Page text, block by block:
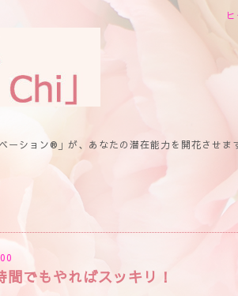
ーション®」が、あなたの潜在能力を開花させま
でもやればスッキリ！